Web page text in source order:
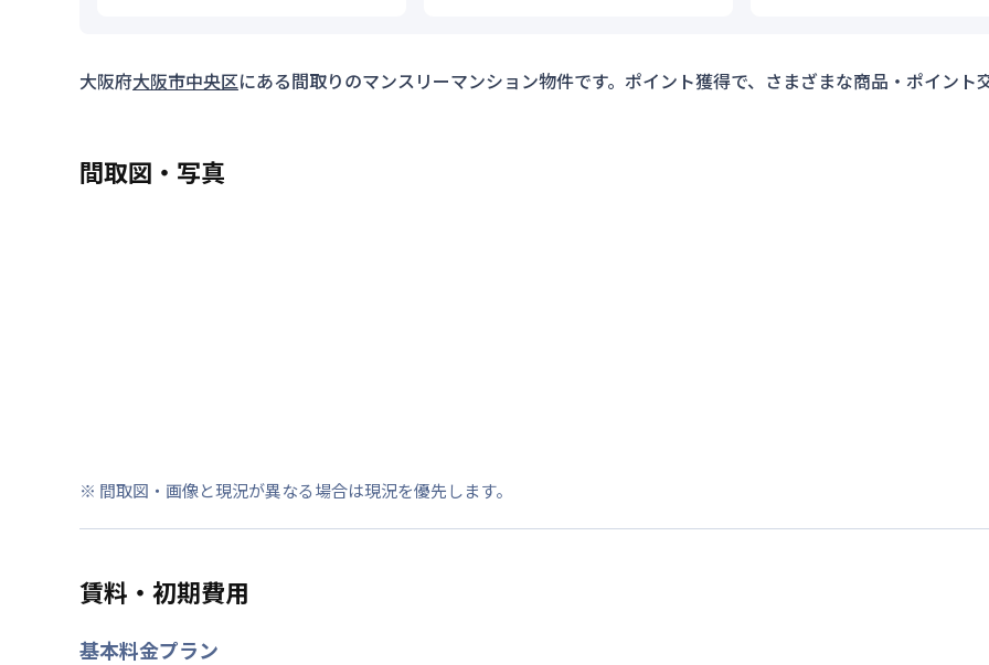
大阪府大阪市中央区にある間取りのマンスリーマンション物件です。ポイント獲得で、さまざまな商品・ポイント
間取図・写真
※ 間取図・画像と現況が異なる場合は現況を優先します。
賃料・初期費用
基本料金プラン